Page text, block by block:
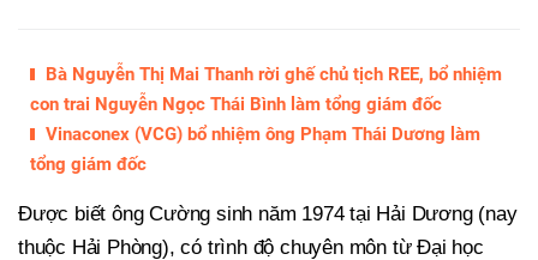
Bà Nguyễn Thị Mai Thanh rời ghế chủ tịch REE, bổ nhiệm
con trai Nguyễn Ngọc Thái Bình làm tổng giám đốc
Vinaconex (VCG) bổ nhiệm ông Phạm Thái Dương làm
tổng giám đốc
Được biết ông Cường sinh năm 1974 tại Hải Dương (nay
thuộc Hải Phòng), có trình độ chuyên môn từ Đại học